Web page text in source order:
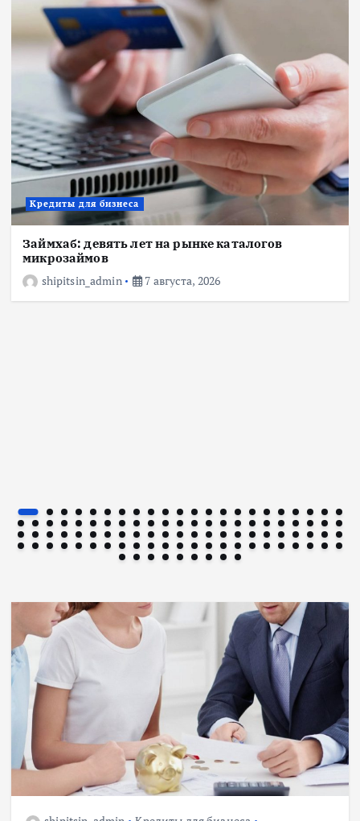
Кредиты для бизнеса
Финансовые маркетплейсы: как выбрать
лучший займ и подать онлайн-заявку на
кредит
30 июля, 2026
Ипотека
Военная ипотека для семьи: объединяем все
льготы и субсидии
Кредиты для бизнеса
Займхаб: девять лет на рынке каталогов
микрозаймов
shipitsin_admin
7 августа, 2026